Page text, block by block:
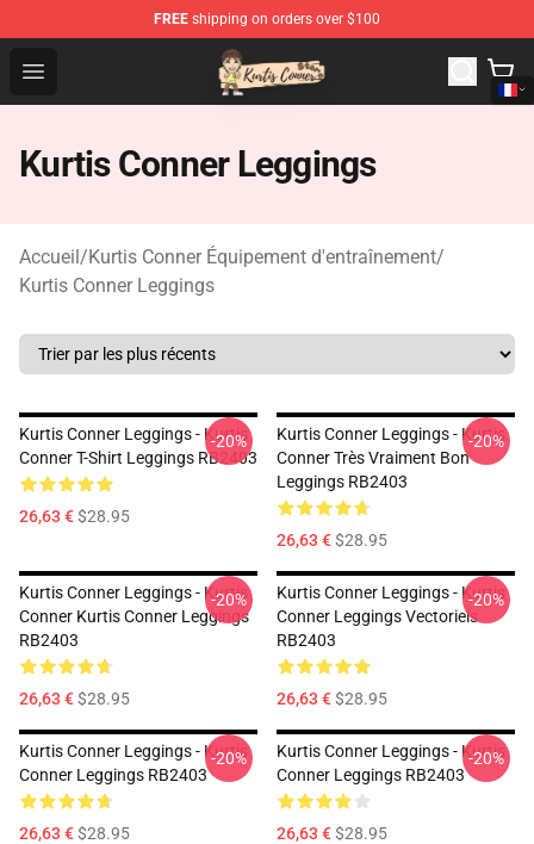
FREE shipping on orders over $100
Open menu
Kurtis Conner Store - Official Kurtis Conner Merchandise
Kurtis Conner Leggings
Accueil/Kurtis Conner Équipement d'entraînement/
Kurtis Conner Leggings
Kurtis Conner Leggings - Kurtis
Conner T-Shirt Leggings RB2403
26,63 €$28.95
-20%
Kurtis Conner Leggings - Kurtis
Conner Très Vraiment Bon
Leggings RB2403
26,63 €$28.95
-20%
Kurtis Conner Leggings - Kurtis
Conner Kurtis Conner Leggings
RB2403
26,63 €$28.95
-20%
Kurtis Conner Leggings - Kurtis
Conner Leggings Vectoriels
RB2403
26,63 €$28.95
-20%
Kurtis Conner Leggings - Kurtis
Conner Leggings RB2403
26,63 €$28.95
-20%
Kurtis Conner Leggings - Kurtis
Conner Leggings RB2403
26,63 €$28.95
-20%